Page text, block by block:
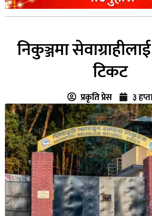
निकुञ्जमा
टिकट
प्रकृति प्रेस ३